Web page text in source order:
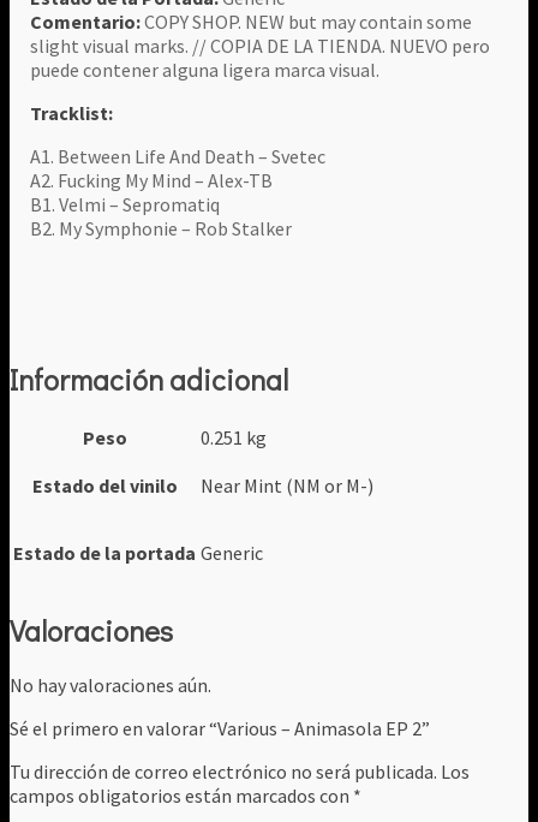
Comentario:COPY SHOP. NEW but may contain some
slight visual marks. // COPIA DE LA TIENDA. NUEVO pero
puede contener alguna ligera marca visual.
Tracklist:
A1. Between Life And Death – Svetec
A2. Fucking My Mind – Alex-TB
B1. Velmi – Sepromatiq
B2. My Symphonie – Rob Stalker
Información adicional
Peso
0.251 kg
Estado del vinilo
Near Mint (NM or M-)
Estado de la portada Generic
Valoraciones
No hay valoraciones aún.
Sé el primero en valorar “Various ‎– Animasola EP 2”
Tu dirección de correo electrónico no será publicada. Los
campos obligatorios están marcados con *